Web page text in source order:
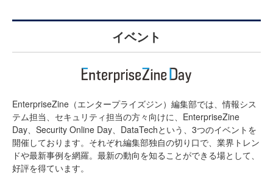
イベント
EnterpriseZine（エンタープライズジン）編集部では、情報シス
テム担当、セキュリティ担当の方々向けに、EnterpriseZine
Day、Security Online Day、DataTechという、3つのイベントを
開催しております。それぞれ編集部独自の切り口で、業界トレン
ドや最新事例を網羅。最新の動向を知ることができる場として、
好評を得ています。